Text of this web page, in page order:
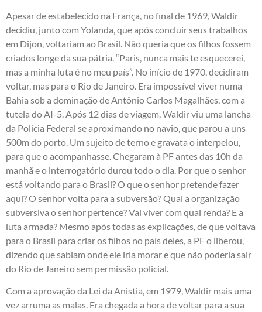
Apesar de estabelecido na França, no final de 1969, Waldir
decidiu, junto com Yolanda, que após concluir seus trabalhos
em Dijon, voltariam ao Brasil. Não queria que os filhos fossem
criados longe da sua pátria. “Paris, nunca mais te esquecerei,
mas a minha luta é no meu país”. No início de 1970, decidiram
voltar, mas para o Rio de Janeiro. Era impossível viver numa
Bahia sob a dominação de Antônio Carlos Magalhães, com a
tutela do AI-5. Após 12 dias de viagem, Waldir viu uma lancha
da Polícia Federal se aproximando no navio, que parou a uns
500m do porto. Um sujeito de terno e gravata o interpelou,
para que o acompanhasse. Chegaram à PF antes das 10h da
manhã e o interrogatório durou todo o dia. Por que o senhor
está voltando para o Brasil? O que o senhor pretende fazer
aqui? O senhor volta para a subversão? Qual a organização
subversiva o senhor pertence? Vai viver com qual renda? E a
luta armada? Mesmo após todas as explicações, de que voltava
para o Brasil para criar os filhos no país deles, a PF o liberou,
dizendo que sabiam onde ele iria morar e que não poderia sair
do Rio de Janeiro sem permissão policial.
Com a aprovação da Lei da Anistia, em 1979, Waldir mais uma
vez arruma as malas. Era chegada a hora de voltar para a sua